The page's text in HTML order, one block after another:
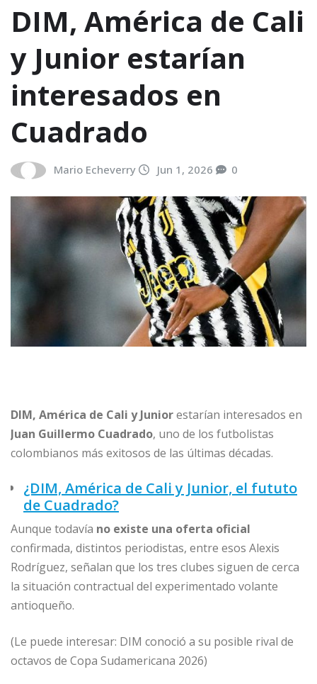
DIM, América de Cali
y Junior estarían
interesados en
Cuadrado
Mario Echeverry Jun 1, 2026 0
DIM, América de Cali y Juniorestarían interesados en
Juan Guillermo Cuadrado, uno de los futbolistas
colombianos más exitosos de las últimas décadas.
¿DIM, América de Cali y Junior, el fututo
de Cuadrado?
Aunque todavía no existe una oferta oficial
confirmada, distintos periodistas, entre esos Alexis
Rodríguez, señalan que los tres clubes siguen de cerca
la situación contractual del experimentado volante
antioqueño.
(Le puede interesar: DIM conoció a su posible rival de
octavos de Copa Sudamericana 2026)